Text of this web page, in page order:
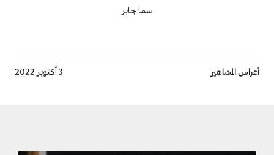
سما جابر
Breadcrumb
أعراس المشاهير